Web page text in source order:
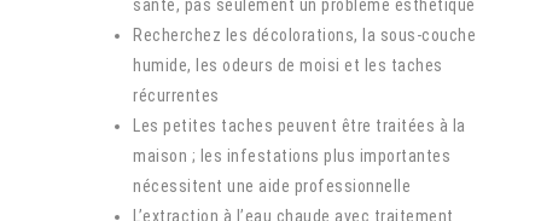
santé, pas seulement un problème esthétique
Recherchez les décolorations, la sous-couche
humide, les odeurs de moisi et les taches
récurrentes
Les petites taches peuvent être traitées à la
maison ; les infestations plus importantes
nécessitent une aide professionnelle
L’extraction à l’eau chaude avec traitement